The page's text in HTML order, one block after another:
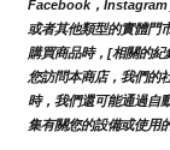
Facebook，Instagram
或者其他類型的實體門
購買商品時，[相關的
您訪問本商店，我們的
時，我們還可能通過自
集有關您的設備或使用